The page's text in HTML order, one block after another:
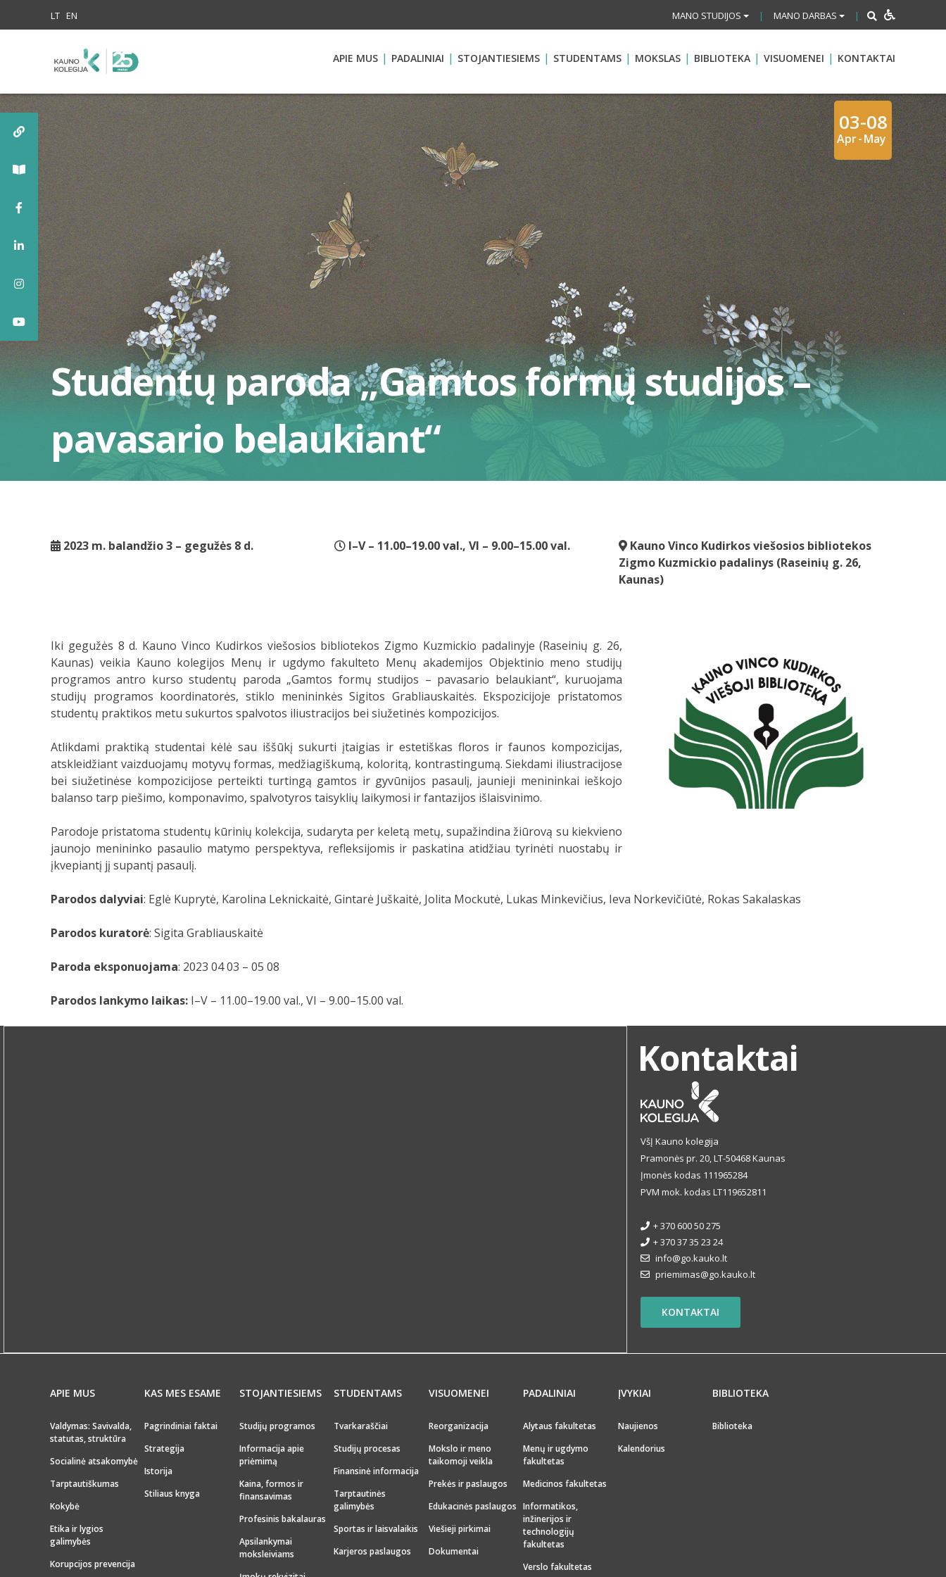
LT EN MANO STUDIJOS | MANO DARBAS |
APIE MUS PADALINIAI STOJANTIESIEMS STUDENTAMS MOKSLAS BIBLIOTEKA VISUOMENEI KONTAKTAI
03-08
Apr-May
Studentų paroda „Gamtos formų studijos –
pavasario belaukiant“
2023 m. balandžio 3 – gegužės 8 d. I–V – 11.00–19.00 val., VI – 9.00–15.00 val.
Kauno Vinco Kudirkos viešosios bibliotekos
Zigmo Kuzmickio padalinys (Raseinių g. 26,
Kaunas)
Iki gegužės 8 d. Kauno Vinco Kudirkos viešosios bibliotekos Zigmo Kuzmickio padalinyje (Raseinių g. 26,
Kaunas) veikia Kauno kolegijos Menų ir ugdymo fakulteto Menų akademijos Objektinio meno studijų
programos antro kurso studentų paroda „Gamtos formų studijos – pavasario belaukiant“, kuruojama
studijų programos koordinatorės, stiklo menininkės Sigitos Grabliauskaitės. Ekspozicijoje pristatomos
studentų praktikos metu sukurtos spalvotos iliustracijos bei siužetinės kompozicijos.
Atlikdami praktiką studentai kėlė sau iššūkį sukurti įtaigias ir estetiškas floros ir faunos kompozicijas,
atskleidžiant vaizduojamų motyvų formas, medžiagiškumą, koloritą, kontrastingumą. Siekdami iliustracijose
bei siužetinėse kompozicijose perteikti turtingą gamtos ir gyvūnijos pasaulį, jaunieji menininkai ieškojo
balanso tarp piešimo, komponavimo, spalvotyros taisyklių laikymosi ir fantazijos išlaisvinimo.
Parodoje pristatoma studentų kūrinių kolekcija, sudaryta per keletą metų, supažindina žiūrovą su kiekvieno
jaunojo menininko pasaulio matymo perspektyva, refleksijomis ir paskatina atidžiau tyrinėti nuostabų ir
įkvepiantį jį supantį pasaulį.
Parodos dalyviai: Eglė Kuprytė, Karolina Leknickaitė, Gintarė Juškaitė, Jolita Mockutė, Lukas Minkevičius, Ieva Norkevičiūtė, Rokas Sakalaskas
Parodos kuratorė: Sigita Grabliauskaitė
Paroda eksponuojama: 2023 04 03 – 05 08
Parodos lankymo laikas: I–V – 11.00–19.00 val., VI – 9.00–15.00 val.
Kontaktai
VšĮ Kauno kolegija
Pramonės pr. 20, LT-50468 Kaunas
Įmonės kodas 111965284
PVM mok. kodas LT119652811
+ 370 600 50 275
+ 370 37 35 23 24
info@go.kauko.lt
priemimas@go.kauko.lt
KONTAKTAI
APIE MUS
Valdymas: Savivalda,
statutas, struktūra
Socialinė atsakomybė
Tarptautiškumas
Kokybė
Etika ir lygios
galimybės
Korupcijos prevencija
KAS MES ESAME
Pagrindiniai faktai
Strategija
Istorija
Stiliaus knyga
STOJANTIESIEMS
Studijų programos
Informacija apie
priėmimą
Kaina, formos ir
finansavimas
Profesinis bakalauras
Apsilankymai
moksleiviams
STUDENTAMS
Tvarkaraščiai
Studijų procesas
Finansinė informacija
Tarptautinės
galimybės
Sportas ir laisvalaikis
Karjeros paslaugos
VISUOMENEI
Reorganizacija
Mokslo ir meno
taikomoji veikla
Prekės ir paslaugos
Edukacinės paslaugos
Viešieji pirkimai
Dokumentai
PADALINIAI
Alytaus fakultetas
Menų ir ugdymo
fakultetas
Medicinos fakultetas
Informatikos,
inžinerijos ir
technologijų
fakultetas
Verslo fakultetas
ĮVYKIAI
Naujienos
Kalendorius
BIBLIOTEKA
Biblioteka